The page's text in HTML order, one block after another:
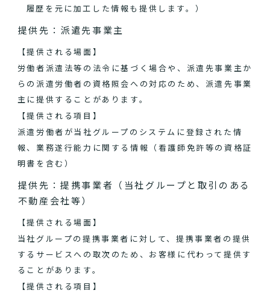
履歴を元に加工した情報も提供します。）
提供先：派遣先事業主
【提供される場面】
労働者派遣法等の法令に基づく場合や、派遣先事業主か
らの派遣労働者の資格照会への対応のため、派遣先事業
主に提供することがあります。
【提供される項目】
派遣労働者が当社グループのシステムに登録された情
報、業務遂行能力に関する情報（看護師免許等の資格証
明書を含む）
提供先：提携事業者（当社グループと取引のある
不動産会社等）
【提供される場面】
当社グループの提携事業者に対して、提携事業者の提供
するサービスへの取次のため、お客様に代わって提供す
ることがあります。
【提供される項目】